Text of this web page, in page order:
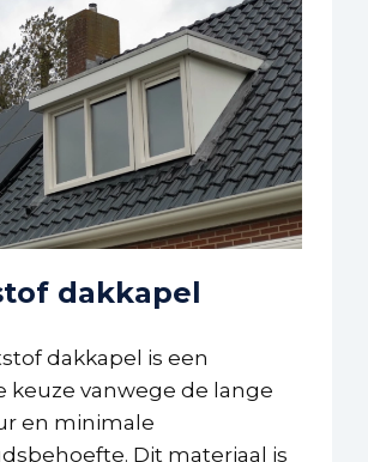
dakkapel
dakkapel is een
keuze vanwege de lange
en minimale
Dit materiaal is